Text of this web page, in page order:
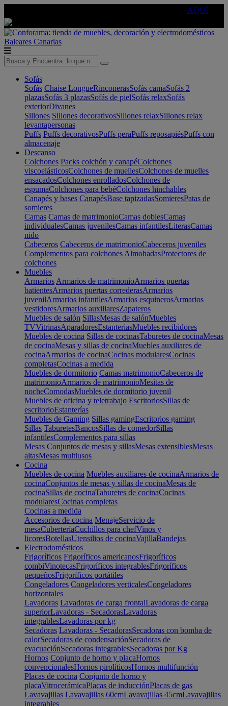
AQUÍ
Baleares Canarias
Sofás
Sofás Chaise LongueRinconerasSofás camaSofás 2
plazasSofás 3 plazasSofás de pielSofás relaxSofás
exteriorDivanes
Sillones Sillones decorativosSillones relaxSillones relax
levantapersonas
Puffs Puffs decorativosPuffs peraPuffs reposapiésPuffs con
almacenaje
Descanso
Colchones Packs colchón y canapéColchones
viscoelásticosColchones de muellesColchones de muelles
ensacadosColchones enrolladosColchones de
espumaColchones para bebéColchones hinchables
Canapés y bases CanapésBase tapizadasSomieresPatas de
somieres
Camas Camas de matrimonioCamas doblesCamas
individualesCamas juvenilesCamas infantilesLiterasCamas
nido
Cabeceros Cabeceros de matrimonioCabeceros juveniles
Complementos para colchones AlmohadasProtectores de
colchones
Muebles
Armarios Armarios de matrimonioArmarios puertas
batientesArmarios puertas correderasArmarios
juvenilArmarios infantilesArmarios esquinerosArmarios
vestidoresArmarios auxiliaresZapateros
Muebles de salón SillasMesas de salónMuebles
TVVitrinasAparadoresEstanteriasMuebles recibidores
Muebles de cocina Sillas de cocinasTaburetes de cocinaMesas
de cocinaMesas y sillas de cocinaMuebles auxiliares de
cocinaArmarios de cocinaCocinas modularesCocinas
completasCocinas a medida
Muebles de dormitorio Camas matrimonioCabeceros de
matrimonioArmarios de matrimonioMesitas de
nocheComodasMuebles de dormitorio juvenil
Muebles de oficina y teletrabajo EscritoriosSillas de
escritorioEstanterías
Muebles de Gaming Sillas gamingEscritorios gaming
Sillas TaburetesBancosSillas de comedorSillas
infantilesComplementos para sillas
Mesas Conjuntos de mesas y sillasMesas extensiblesMesas
altasMesas multiusos
Cocina
Muebles de cocina Muebles auxiliares de cocinaArmarios de
cocinaConjuntos de mesas y sillas de cocinaMesas de
cocinaSillas de cocinaTaburetes de cocinaCocinas
modularesCocinas completas
Cocinas a medida
Accesorios de cocina MenajeServicio de
mesaCuberteríaCuchillos para chefVinos y
licoresBotellasUtensilios de cocinaVajillaBandejas
Electrodomésticos
Frigoríficos Frigoríficos americanosFrigoríficos
combiVinotecasFrigoríficos integrablesFrigoríficos
pequeñosFrigoríficos portátiles
Congeladores Congeladores verticalesCongeladores
horizontales
Lavadoras Lavadoras de carga frontalLavadoras de carga
superiorLavadoras - SecadorasLavadoras
integrablesLavadoras por kg
Secadoras Lavadoras - SecadorasSecadoras con bomba de
calorSecadoras de condensaciónSecadoras de
evacuaciónSecadoras integrablesSecadoras por Kg
Hornos Conjunto de horno y placaHornos
convencionalesHornos pirolíticosHornos multifunción
Placas de cocina Conjunto de horno y
placaVitrocerámicaPlacas de inducciónPlacas de gas
Lavavajillas Lavavajillas 60cmLavavajillas 45cmLavavajillas
integrables